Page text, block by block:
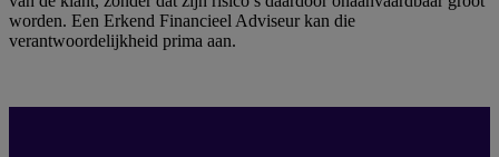
worden. Een Erkend Financieel Adviseur kan die
verantwoordelijkheid prima aan.